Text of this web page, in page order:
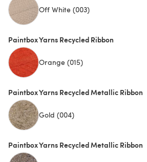
Off White (003)
Paintbox Yarns Recycled Ribbon
Orange (015)
Paintbox Yarns Recycled Metallic Ribbon
Gold (004)
Paintbox Yarns Recycled Metallic Ribbon